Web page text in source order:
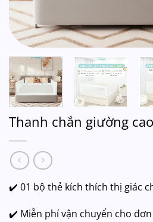
Thanh chắn giường
✔️ 01 bộ thẻ kích thích thị giác
✔️ Miễn phí vận chuyển cho